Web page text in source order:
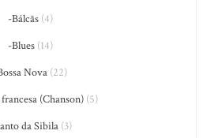
-Bálcãs(4)
-Blues(14)
Nova (22)
(Chanson)(5)
da Sibila(3)